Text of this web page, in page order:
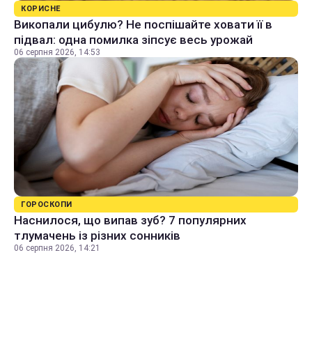
КОРИСНЕ
Викопали цибулю? Не поспішайте ховати її в
підвал: одна помилка зіпсує весь урожай
06 серпня 2026, 14:53
ГОРОСКОПИ
Наснилося, що випав зуб? 7 популярних
тлумачень із різних сонників
06 серпня 2026, 14:21